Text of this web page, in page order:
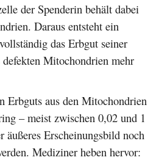
der Spenderin behält dabei
Daraus entsteht ein
das Erbgut seiner
Mitochondrien mehr
Erbguts aus den Mitochondrien
– meist zwischen 0,02 und 1
äußeres Erscheinungsbild noch
Mediziner heben hervor: